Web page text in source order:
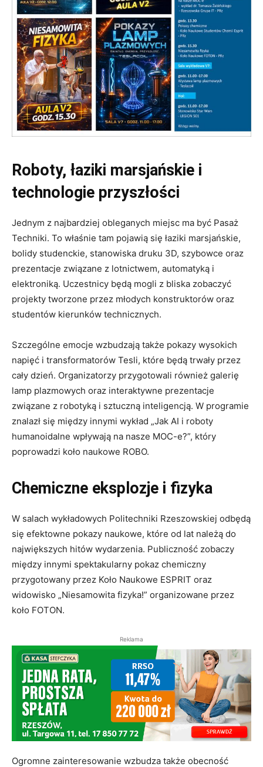
Roboty, łaziki marsjańskie i
technologie przyszłości
Jednym z najbardziej obleganych miejsc ma być Pasaż
Techniki. To właśnie tam pojawią się łaziki marsjańskie,
bolidy studenckie, stanowiska druku 3D, szybowce oraz
prezentacje związane z lotnictwem, automatyką i
elektroniką. Uczestnicy będą mogli z bliska zobaczyć
projekty tworzone przez młodych konstruktorów oraz
studentów kierunków technicznych.
Szczególne emocje wzbudzają także pokazy wysokich
napięć i transformatorów Tesli, które będą trwały przez
cały dzień. Organizatorzy przygotowali również galerię
lamp plazmowych oraz interaktywne prezentacje
związane z robotyką i sztuczną inteligencją. W programie
znalazł się między innymi wykład „Jak AI i roboty
humanoidalne wpływają na nasze MOC-e?”, który
poprowadzi koło naukowe ROBO.
Chemiczne eksplozje i fizyka
W salach wykładowych Politechniki Rzeszowskiej odbędą
się efektowne pokazy naukowe, które od lat należą do
największych hitów wydarzenia. Publiczność zobaczy
między innymi spektakularny pokaz chemiczny
przygotowany przez Koło Naukowe ESPRIT oraz
widowisko „Niesamowita fizyka!” organizowane przez
koło FOTON.
Reklama
Ogromne zainteresowanie wzbudza także obecność